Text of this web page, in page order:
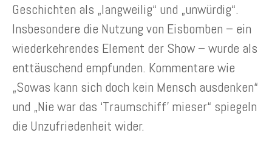
Geschichten als „langweilig“ und „unwürdig“.
Insbesondere die Nutzung von Eisbomben – ein
wiederkehrendes Element der Show – wurde als
enttäuschend empfunden. Kommentare wie
„Sowas kann sich doch kein Mensch ausdenken“
und „Nie war das ‘Traumschiff’ mieser“ spiegeln
die Unzufriedenheit wider.